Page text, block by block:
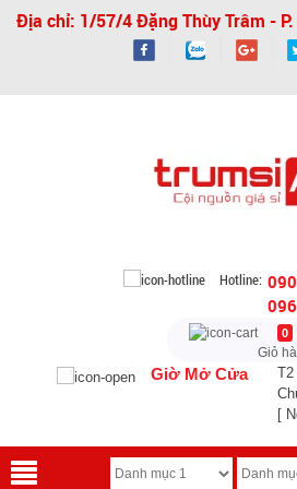
Địa chỉ: 1/57/4 Đặng Thùy Trâm -
Hotline:
0
Giỏ
Giờ Mở Cửa
T2
[